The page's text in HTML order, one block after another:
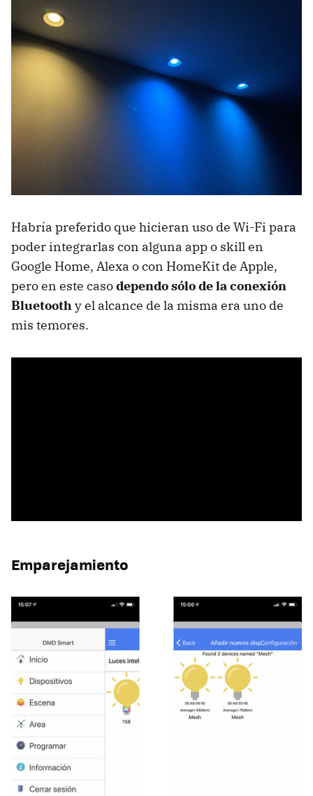
Habría preferido que hicieran uso de Wi-Fi para
poder integrarlas con alguna app o skill en
Google Home, Alexa o con HomeKit de Apple,
pero en este casodependo sólo de la conexión
Bluetoothy el alcance de la misma era uno de
mis temores.
Emparejamiento